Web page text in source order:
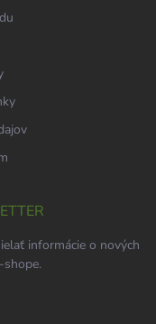
informácie o nových
shope.